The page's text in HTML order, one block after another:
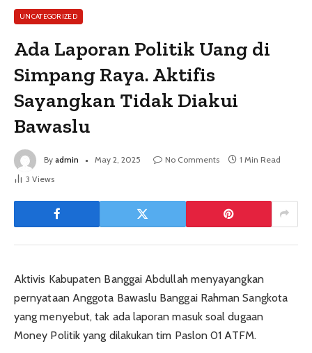
UNCATEGORIZED
Ada Laporan Politik Uang di
Simpang Raya. Aktifis
Sayangkan Tidak Diakui
Bawaslu
By admin May 2, 2025 No Comments
1 Min Read
3 Views
Aktivis Kabupaten Banggai Abdullah menyayangkan
pernyataan Anggota Bawaslu Banggai Rahman Sangkota
yang menyebut, tak ada laporan masuk soal dugaan
Money Politik yang dilakukan tim Paslon 01 ATFM.